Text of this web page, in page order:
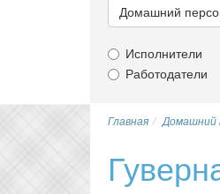
категорию...
Домашний
Исполнители
Работодатели
Главная Домашний